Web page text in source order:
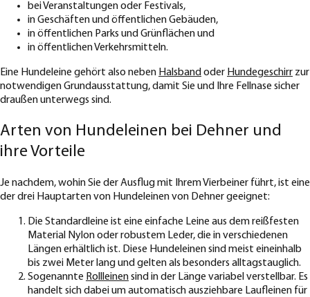
bei Veranstaltungen oder Festivals,
in Geschäften und öffentlichen Gebäuden,
in öffentlichen Parks und Grünflächen und
in öffentlichen Verkehrsmitteln.
Eine Hundeleine gehört also neben Halsband oder Hundegeschirr zur
notwendigen Grundausstattung, damit Sie und Ihre Fellnase sicher
draußen unterwegs sind.
Arten von Hundeleinen bei Dehner und
ihre Vorteile
Je nachdem, wohin Sie der Ausflug mit Ihrem Vierbeiner führt, ist eine
der drei Hauptarten von Hundeleinen von Dehner geeignet:
Die Standardleine ist eine einfache Leine aus dem reißfesten
Material Nylon oder robustem Leder, die in verschiedenen
Längen erhältlich ist. Diese Hundeleinen sind meist eineinhalb
bis zwei Meter lang und gelten als besonders alltagstauglich.
Sogenannte Rollleinensind in der Länge variabel verstellbar. Es
handelt sich dabei um automatisch ausziehbare Laufleinen für